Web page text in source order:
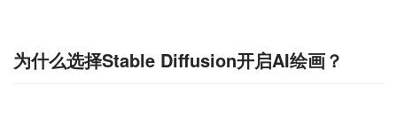
为什么选择Stable Diffusion开启AI绘画？